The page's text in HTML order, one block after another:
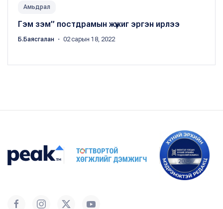
Амьдрал
Гэм зэм” постдрамын жүжиг эргэн ирлээ
Б.Баясгалан ・ 02 сарын 18, 2022